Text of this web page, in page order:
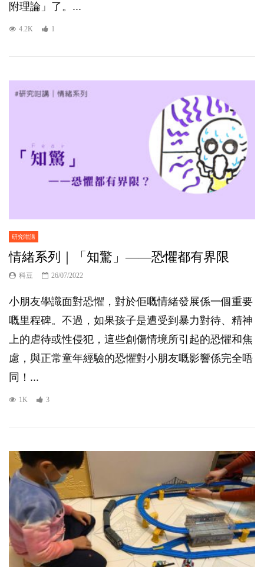
附理論」了。...
4.2K 1
研究咁講
情緒系列｜「知驚」——恐懼都有界限
科豆 26/07/2022
小朋友學識面對恐懼，對於佢嘅情緒發展係一個重要
嘅里程碑。不過，如果孩子是遭受到暴力對待、精神
上的虐待或性侵犯，這些創傷情境所引起的恐懼和焦
慮，與正常童年經驗的恐懼對小朋友嘅影響係完全唔
同！...
1K 3